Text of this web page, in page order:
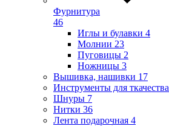
Фурнитура
46
Иглы и булавки 4
Молнии 23
Пуговицы 2
Ножницы 3
Вышивка, нашивки 17
Инструменты для ткачества
Шнуры 7
Нитки 36
Лента подарочная 4